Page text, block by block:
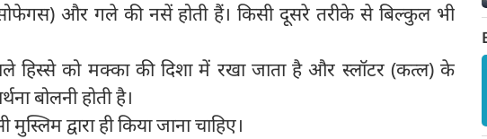
और गले की नसें होती हैं। किसी दूसरे तरीके से बिल्कुल भी
हिस्से को मक्का की दिशा में रखा जाता है और स्लॉटर (कत्‍ल) के
बोलनी होती है।
द्वारा ही किया जाना चाहिए।